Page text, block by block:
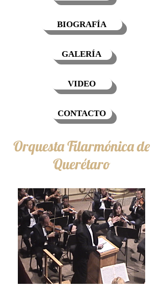
BIOGRAFÍA
GALERÍA
VIDEO
CONTACTO
Orquesta Filarmónica de
Querétaro